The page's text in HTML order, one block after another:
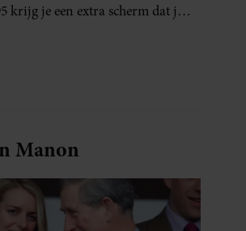
krijg je een extra scherm dat je
Manon